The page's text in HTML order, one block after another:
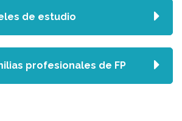
de estudio
profesionales de FP